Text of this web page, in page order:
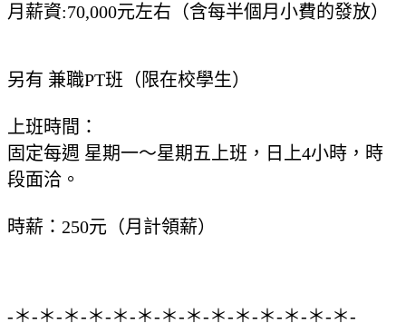
月薪資:70,000元左右（含每半個月小費的發放）
另有 兼職PT班（限在校學生）
上班時間：
固定每週 星期一～星期五上班，日上4小時，時
段面洽。
時薪：250元（月計領薪）
-＊-＊-＊-＊-＊-＊-＊-＊-＊-＊-＊-＊-＊-＊-